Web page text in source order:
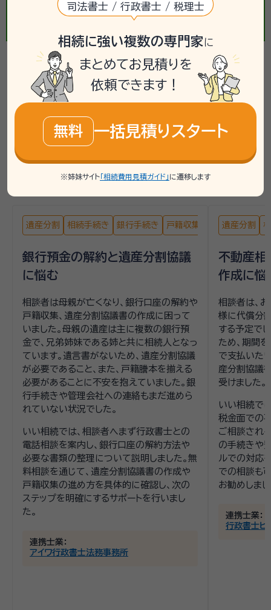
【相続手続き】の相談事例
掲載している相談事例は、「いい相続」で過去にお受けした
ご相談内容をもとに、個人が特定されないよう匿名化・一
部編集したうえで要約したものです。実際に必要な手続き
や相談先は、お客様の状況により異なるため、詳しくは専
門家や相談窓口へご確認ください。
遺産分割 相続手続き 銀行手続き 戸籍収集
銀行預金の解約と遺産分割協議
に悩む
相談者は母親が亡くなり、銀行口座の解約や
戸籍収集、遺産分割協議書の作成に困って
いました。母親の遺産は主に複数の銀行預
金で、兄弟姉妹である姉と共に相続人となっ
ています。遺言書がないため、遺産分割協議
が必要であること、また、戸籍謄本を揃える
必要があることに不安を抱えていました。銀
行手続きや管理会社への連絡もまだ進めら
れていない状況でした。
いい相続では、相談者へまず行政書士との
電話相談を案内し、銀行口座の解約方法や
必要な書類の整理について説明しました。無
料相談を通じて、遺産分割協議書の作成や
戸籍収集の進め方を具体的に確認し、次の
ステップを明確にするサポートを行いまし
た。
連携士業：
アイワ行政書士法務事務所
遺産分割
不動産相
作成に悩
相談者は、
様に代償分
する予定で
ため、期間
で支払いた
産分割協議
受けました。
いい相続で
税金面での
ご相談され
の手続きや
ルでの対応
での相談も
お勧めしまし
連携士業：
行政書士ヒ
司法書士 / 行政書士 / 税理士
相続に強い複数の専門家に
まとめてお見積りを
依頼できます！
無料 一括見積りスタート
※姉妹サイト 「相続費用見積ガイド」 に遷移します